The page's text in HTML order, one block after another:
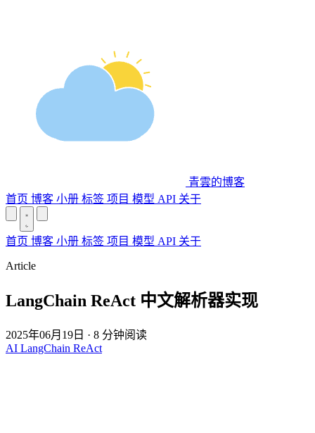
青雲的博客
首页 博客 小册 标签 项目 模型 API 关于
首页 博客 小册 标签 项目 模型 API 关于
Article
LangChain ReAct 中文解析器实现
2025年06月19日 · 8 分钟阅读
AI LangChain ReAct